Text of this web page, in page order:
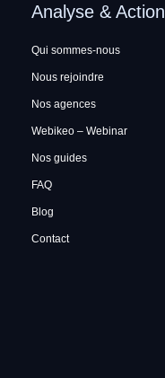
Analyse & Action
Qui sommes-nous
Nous rejoindre
Nos agences
Webikeo – Webinar
Nos guides
FAQ
Blog
Contact